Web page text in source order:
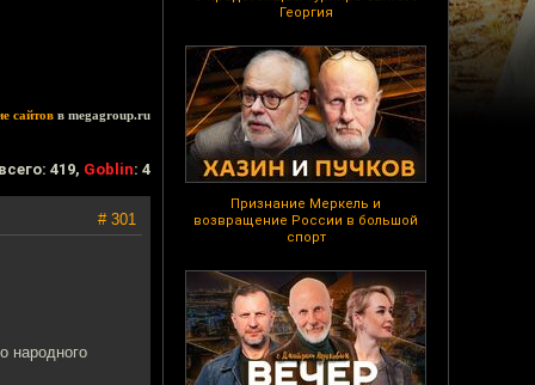
Георгия
Признание Меркель и
возвращение России в большой
спорт
сайтов в megagroup.ru
419, Goblin: 4
# 301
народного